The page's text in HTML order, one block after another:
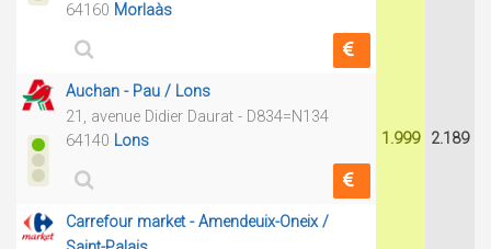
64160 Morlaàs
Auchan - Pau / Lons
21, avenue Didier Daurat - D834=N134
64140 Lons 1.999 2.189
Carrefour market - Amendeuix-Oneix /